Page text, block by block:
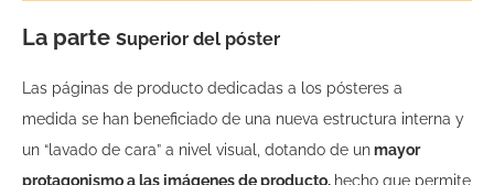
La parte superior del póster
Las páginas de producto dedicadas a los pósteres a
medida se han beneficiado de una nueva estructura interna y
un “lavado de cara” a nivel visual, dotando de unmayor
protagonismo a las imágenes de producto, hecho que permite